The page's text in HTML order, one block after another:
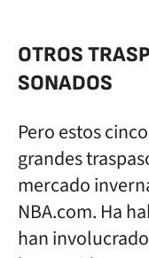
OTROS
SONADOS
Pero estos
grandes
mercado
NBA.com. Ha
han